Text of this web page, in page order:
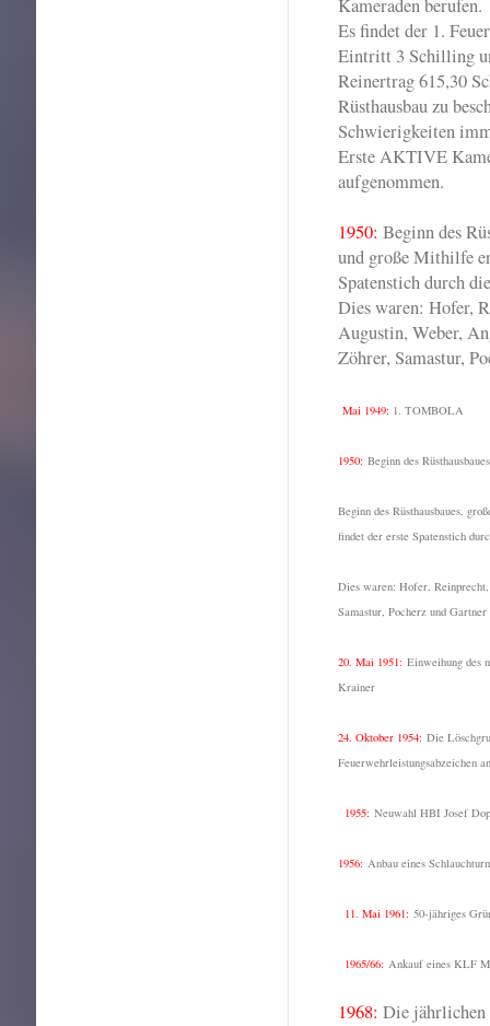
Kameraden berufen.
Es findet der 1.
Eintritt 3 Schilling
Reinertrag 615,30
Rüsthausbau zu
Schwierigkeiten
Erste AKTIVE
aufgenommen.
1950: Beginn des
und große Mithilfe
Spatenstich durch
Dies waren: Hofer,
Augustin, Weber,
Zöhrer, Samastur,
Mai 1949: 1. TOMBOLA
1950: Beginn des
Beginn des Rüsthausbaues,
findet der erste Spatenstich
Dies waren: Hofer,
Samastur, Pocherz und Gartner
20. Mai 1951: Einweihung des
Krainer
24. Oktober 1954: Die
Feuerwehrleistungsabzeichen
1955: Neuwahl HBI Josef
1956: Anbau eines
11. Mai 1961: 50-jähriges
1965/66: Ankauf eines KLF
1968: Die jährlichen